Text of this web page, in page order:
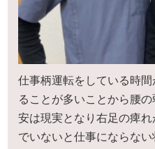
仕事柄運転をしている時
ることが多いことから腰
安は現実となり右足の痺
でいないと仕事にならな